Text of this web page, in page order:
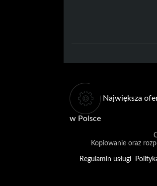
Największa
w Polsce
Kopiowanie oraz
Regulamin usługi